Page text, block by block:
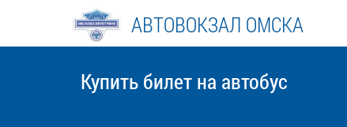
АВТОВОКЗАЛ ОМСКА
Купить билет на автобус